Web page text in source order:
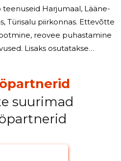
Harjumaal, Lääne-
Türisalu piirkonnas. Ettevõtte
reovee puhastamine
Lisaks osutatakse
2018 aastal liideti neli
vald, Padise vald ja
Lääne-Harju valla
suurimad